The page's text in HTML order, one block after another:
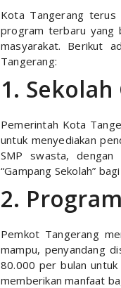
Kota Tangerang terus
program terbaru yang
masyarakat. Berikut
Tangerang:
1.
Pemerintah Kota
untuk menyediakan
SMP swasta,
“Gampang Sekolah”
2.
Pemkot Tangerang
mampu, penyandang
80.000 per bulan
memberikan manfaat